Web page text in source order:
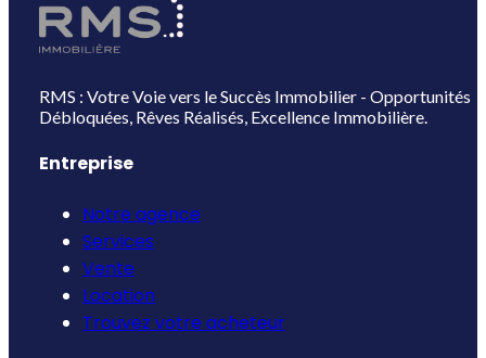
RMS : Votre Voie vers le Succès Immobilier - Opportunités
Débloquées, Rêves Réalisés, Excellence Immobilière.
Entreprise
Notre agence
Services
Vente
Location
Trouvez votre acheteur